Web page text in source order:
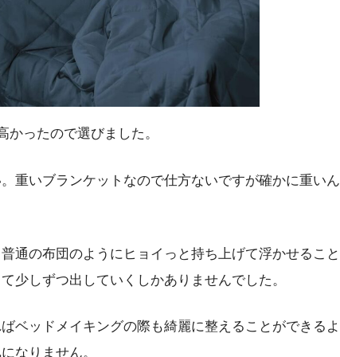
ったので選びました。
重いブランケットなので仕方ないですが確かに重いん
通の布団のようにヒョイっと持ち上げて浮かせること
少しずつ出していくしかありませんでした。
ベッドメイキングの際も綺麗に整えることができるよ
なりません。